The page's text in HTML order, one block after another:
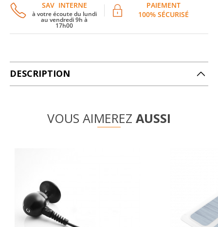
SAV INTERNE
à votre écoute du lundi
au vendredi 9h à
17h00
PAIEMENT
100% SÉCURISÉ
DESCRIPTION
VOUS AIMEREZ AUSSI